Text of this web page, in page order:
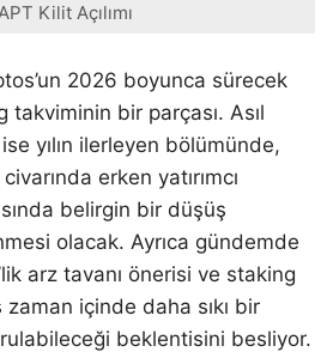
Kilit Açılımı
2026 boyunca sürecek
bir parçası. Asıl
yılın ilerleyen bölümünde,
erken yatırımcı
belirgin bir düşüş
olacak. Ayrıca gündemde
arz tavanı önerisi ve staking
içinde daha sıkı bir
beklentisini besliyor.